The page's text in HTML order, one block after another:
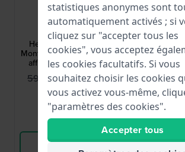
Mondaine
MH1.R2S20.LB
Helvetica Smart 40 mm
Montre connectée suisse à
affichage analogique et
Bluetooth
599,00 € 219,95 €
● En stock
Comparer
Voir les produits
Lily 2
femme
349,99
●
Voir
statistiques anonymes sont
automatiquement activés ; si
cliquez sur "accepter tous les
cookies", vous acceptez
les cookies facultatifs. Si vous
souhaitez choisir les cookies
vous activez vous-même,
"paramètres des cookies".
Accepter tous